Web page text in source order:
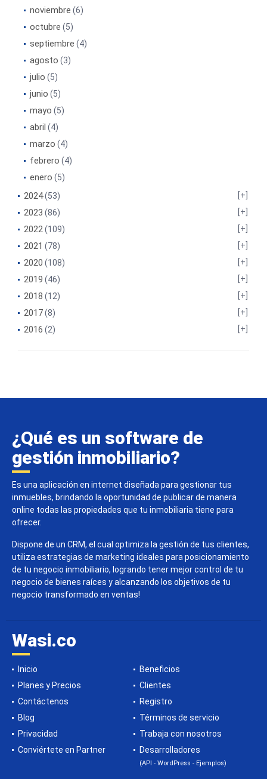
noviembre (6)
octubre (5)
septiembre (4)
agosto (3)
julio (5)
junio (5)
mayo (5)
abril (4)
marzo (4)
febrero (4)
enero (5)
2024(53)
2023 (86)
2022(109)
2021 (78)
2020 (108)
2019 (46)
2018 (12)
2017(8)
2016 (2)
¿Qué es un software de
gestión inmobiliario?
Es una aplicación en internet diseñada para gestionar tus
inmuebles, brindando la oportunidad de publicar de manera
online todas las propiedades que tu inmobiliaria tiene para
ofrecer.
Dispone de un CRM, el cual optimiza la gestión de tus clientes,
utiliza estrategias de marketing ideales para posicionamiento
de tu negocio inmobiliario, logrando tener mejor control de tu
negocio de bienes raíces y alcanzando los objetivos de tu
negocio transformado en ventas!
Wasi.co
Inicio
Beneficios
Planes y Precios
Clientes
Contáctenos
Registro
Blog
Términos de servicio
Privacidad
Trabaja con nosotros
Conviértete en Partner
Desarrolladores
(API - WordPress - Ejemplos)